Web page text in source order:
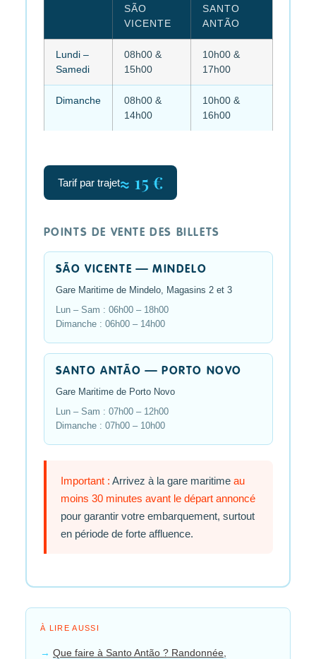
SÃO
VICENTE
SANTO
ANTÃO
Lundi –
Samedi
08h00 &
15h00
10h00 &
17h00
Dimanche
08h00 &
14h00
10h00 &
16h00
Tarif par trajet≈ 15 €
POINTS DE VENTE DES BILLETS
SÃO VICENTE — MINDELO
Gare Maritime de Mindelo, Magasins 2 et 3
Lun – Sam : 06h00 – 18h00
Dimanche : 06h00 – 14h00
SANTO ANTÃO — PORTO NOVO
Gare Maritime de Porto Novo
Lun – Sam : 07h00 – 12h00
Dimanche : 07h00 – 10h00
Important : Arrivez à la gare maritime au
moins 30 minutes avant le départ annoncé
pour garantir votre embarquement, surtout
en période de forte affluence.
À LIRE AUSSI
Que faire à Santo Antão ? Randonnée,